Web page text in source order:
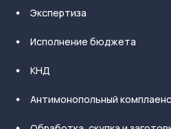
Экспертиза
Исполнение бюджета
КНД
Антимонопольный комплаенс